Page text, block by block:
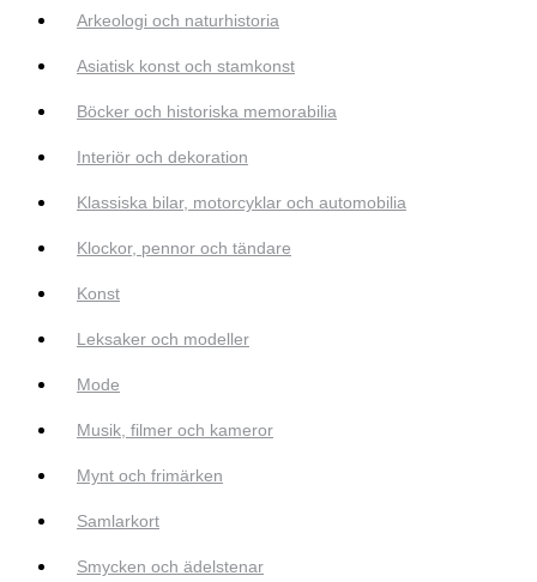
Arkeologi och naturhistoria
Asiatisk konst och stamkonst
Böcker och historiska memorabilia
Interiör och dekoration
Klassiska bilar, motorcyklar och automobilia
Klockor, pennor och tändare
Konst
Leksaker och modeller
Mode
Musik, filmer och kameror
Mynt och frimärken
Samlarkort
Smycken och ädelstenar